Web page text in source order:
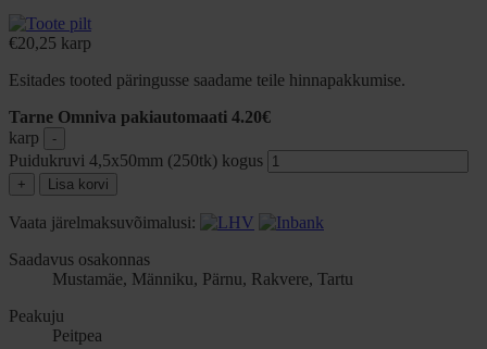
€20,25 karp
Esitades tooted päringusse saadame teile hinnapakkumise.
Tarne Omniva pakiautomaati 4.20€
karp
-
Puidukruvi 4,5x50mm (250tk) kogus
+ Lisa korvi
Vaata järelmaksuvõimalusi:
Saadavus osakonnas
Mustamäe, Männiku, Pärnu, Rakvere, Tartu
Peakuju
Peitpea